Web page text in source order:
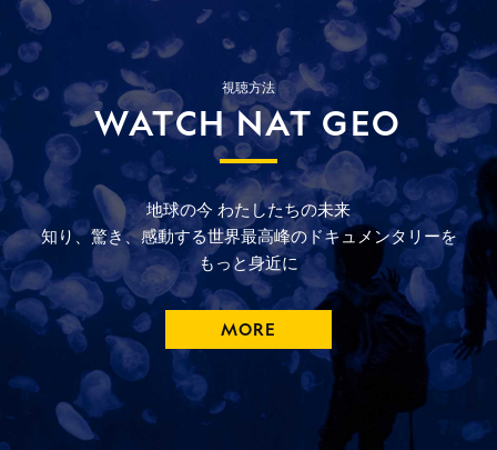
視聴方法
WATCH NAT GEO
地球の今 わたしたちの未来
知り、驚き、感動する世界最高峰のドキュメンタリーを
もっと身近に
MORE